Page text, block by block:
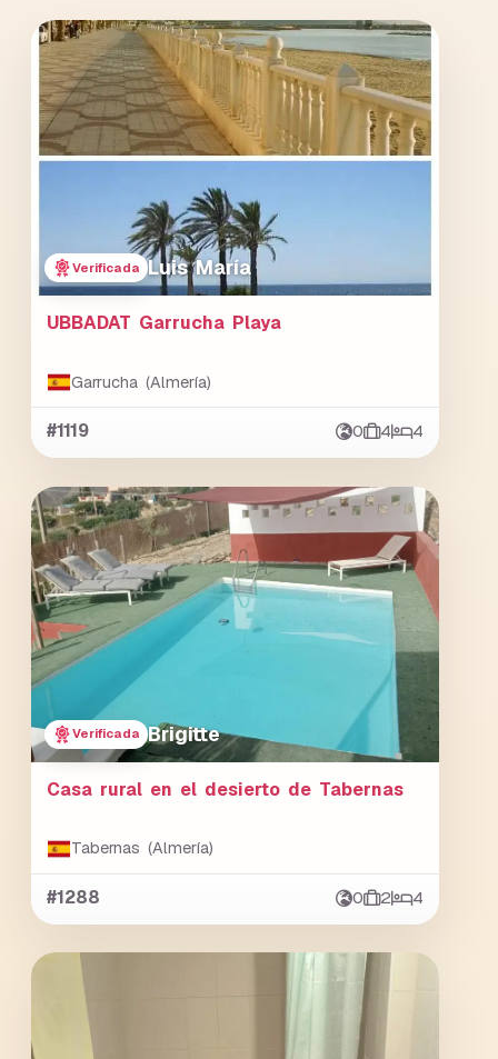
Verificada Luis María
UBBADAT Garrucha Playa
Garrucha (Almería)
#1119 0 4 4
Verificada Brigitte
Casa rural en el desierto de Tabernas
Tabernas (Almería)
#1288 0 2 4